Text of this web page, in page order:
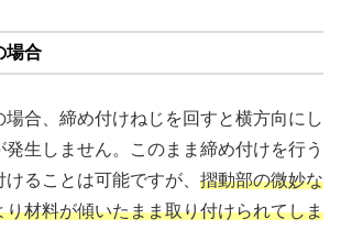
場合
合、締め付けねじを回すと横方向にし
生しません。このまま締め付けを行う
ることは可能ですが、 摺動部の微妙な
り材料が傾いたまま取り付けられてしま